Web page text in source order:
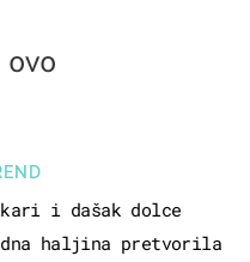
i dašak dolce
haljina pretvorila